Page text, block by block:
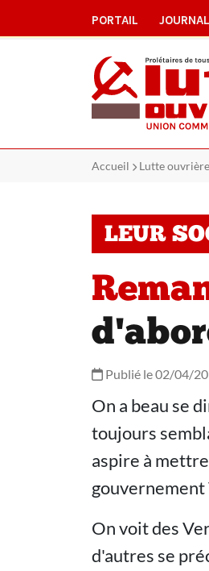
PORTAIL JOURNAL
Accueil Lutte
LEUR
Publié le 02/04/
On a beau se
toujours
aspire à
On voit des
d'autres se